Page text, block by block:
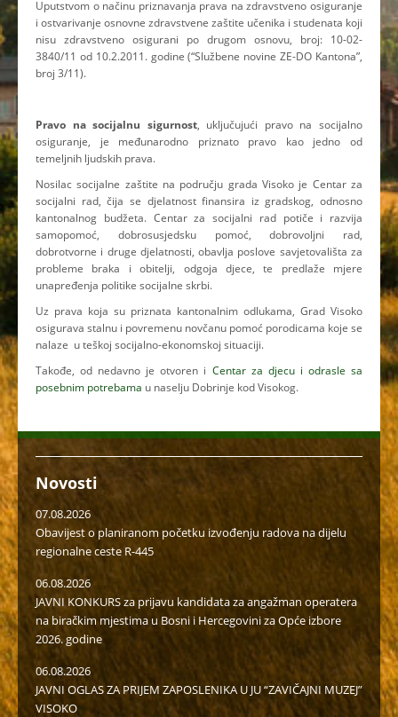
Uputstvom o načinu priznavanja prava na zdravstveno osiguranje
i ostvarivanje osnovne zdravstvene zaštite učenika i studenata koji
nisu zdravstveno osigurani po drugom osnovu, broj: 10-02-
3840/11 od 10.2.2011. godine (“Službene novine ZE-DO Kantona”,
broj 3/11).
Pravo na socijalnu sigurnost, uključujući pravo na socijalno
osiguranje, je međunarodno priznato pravo kao jedno od
temeljnih ljudskih prava.
Nosilac socijalne zaštite na području grada Visoko je Centar za
socijalni rad, čija se djelatnost finansira iz gradskog, odnosno
kantonalnog budžeta. Centar za socijalni rad potiče i razvija
samopomoć, dobrosusjedsku pomoć, dobrovoljni rad,
dobrotvorne i druge djelatnosti, obavlja poslove savjetovališta za
probleme braka i obitelji, odgoja djece, te predlaže mjere
unapređenja politike socijalne skrbi.
Uz prava koja su priznata kantonalnim odlukama, Grad Visoko
osigurava stalnu i povremenu novčanu pomoć porodicama koje se
nalaze u teškoj socijalno-ekonomskoj situaciji.
Takođe, od nedavno je otvoren i Centar za djecu i odrasle sa
posebnim potrebama u naselju Dobrinje kod Visokog.
Novosti
07.08.2026
Obavijest o planiranom početku izvođenju radova na dijelu
regionalne ceste R-445
06.08.2026
JAVNI KONKURS za prijavu kandidata za angažman operatera
na biračkim mjestima u Bosni i Hercegovini za Opće izbore
2026. godine
06.08.2026
JAVNI OGLAS ZA PRIJEM ZAPOSLENIKA U JU “ZAVIČAJNI MUZEJ”
VISOKO